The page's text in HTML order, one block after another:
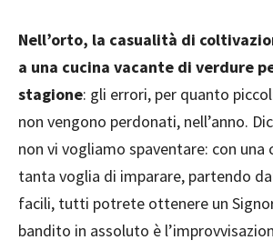
Nell’orto, la casualità di
a una cucina vacante di verdure
stagione: gli errori, per quanto
non vengono perdonati, nell’anno.
non vi vogliamo spaventare: con
tanta voglia di imparare, partendo
facili, tutti potrete ottenere un
bandito in assoluto è